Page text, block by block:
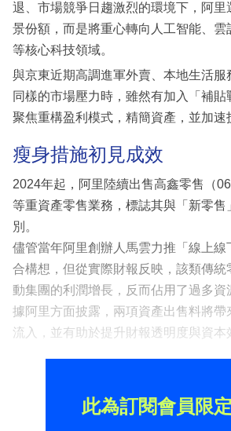
退、市場競爭日趨激烈的環境下，阿里
景份額，而是將重心轉向人工智能、雲
等核心科技領域。
與京東近期高調進軍外賣、本地生活服
同樣的市場壓力時，雖然有加入「補
聚焦重構盈利模式，精簡資產，並加速
瘦身措施初見成效
2024年起，阿里陸續出售高鑫零售（
等重資產零售業務，標誌其與「新零售
別。
儘管當年阿里創辦人馬雲力推「線上線
合構想，但從實際財報反映，該類傳統
動集團的利潤增長，反而佔用了過多資
據阿里方面披露，兩項資產出售料將帶
流入，並有助於提升財報透明度與資本
此為訂閱會員限